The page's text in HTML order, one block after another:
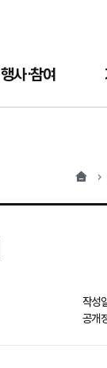
행사·참여
홈
작성
공개